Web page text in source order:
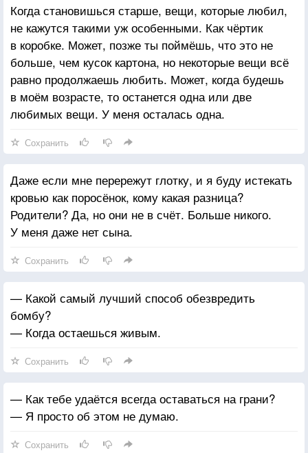
Когда становишься старше, вещи, которые любил,
не кажутся такими уж особенными. Как чёртик
в коробке. Может, позже ты поймёшь, что это не
больше, чем кусок картона, но некоторые вещи всё
равно продолжаешь любить. Может, когда будешь
в моём возрасте, то останется одна или две
любимых вещи. У меня осталась одна.
Сохранить
Даже если мне перережут глотку, и я буду истекать
кровью как поросёнок, кому какая разница?
Родители? Да, но они не в счёт. Больше никого.
У меня даже нет сына.
Сохранить
— Какой самый лучший способ обезвредить
бомбу?
— Когда остаешься живым.
Сохранить
— Как тебе удаётся всегда оставаться на грани?
— Я просто об этом не думаю.
Сохранить